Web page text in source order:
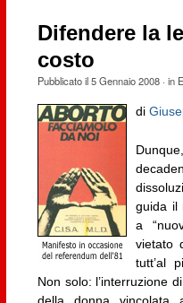
Difendere la
costo
Pubblicato il5 Gennaio 2008· in
di
guida il
a
vietato
tutt’al
Non solo: l’interruzione